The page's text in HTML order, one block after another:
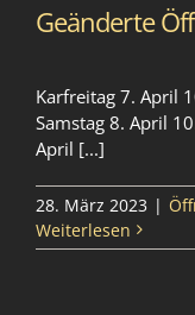
Geänderte
Karfreitag 7. April
Samstag 8. April
April [...]
28. März 2023 |
Weiterlesen